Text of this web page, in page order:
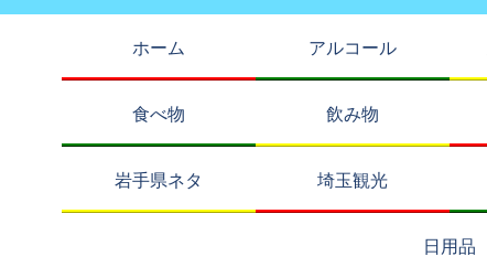
ホーム アルコール
食べ物 飲み物
岩手県ネタ 埼玉観光
日用品